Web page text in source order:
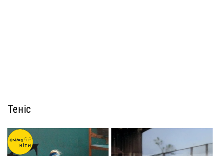
Теніс